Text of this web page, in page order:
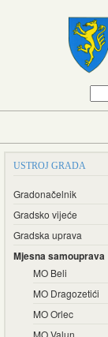
USTROJ GRADA
Gradonačelnik
Gradsko vijeće
Gradska uprava
Mjesna samouprava
MO Beli
MO Dragozetići
MO Orlec